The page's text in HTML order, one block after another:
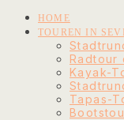
HOME
TOUREN IN
Radtour
Kayak-
Tapas-